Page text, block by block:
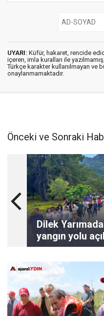
UYARI: Küfür, hakaret, rencide
içeren, imla kuralları ile yazılmamış,
Türkçe karakter kullanılmayan ve
onaylanmamaktadır.
Önceki ve Sonraki
Dilek
yangın yolu